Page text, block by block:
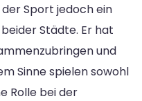
Sport jedoch ein
Städte. Er hat
und
Sinne spielen sowohl
Rolle bei der